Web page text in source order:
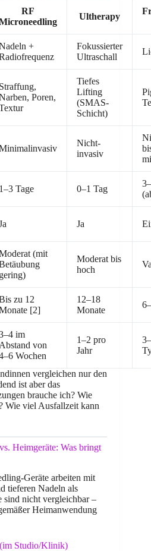
RF
Ultherapy
+
Fokussierter
Ultraschall
Straffung,
Poren,
Tiefes
Lifting
(SMAS-
Schicht)
Nicht-
invasiv
1–3 Tage 0–1 Tag
Ja
(mit
gering)
Moderat bis
hoch
zu 12
[2]
12–18
Monate
im
Abstand von
Wochen
1–2 pro
Jahr
vergleichen nur den
ist aber das
brauche ich? Wie
Wie viel Ausfallzeit kann
Heimgeräte: Was bringt
Geräte arbeiten mit
tieferen Nadeln als
sind nicht vergleichbar –
Heimanwendung
Studio/Klinik)